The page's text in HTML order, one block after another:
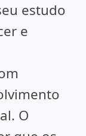
estudo
e
O